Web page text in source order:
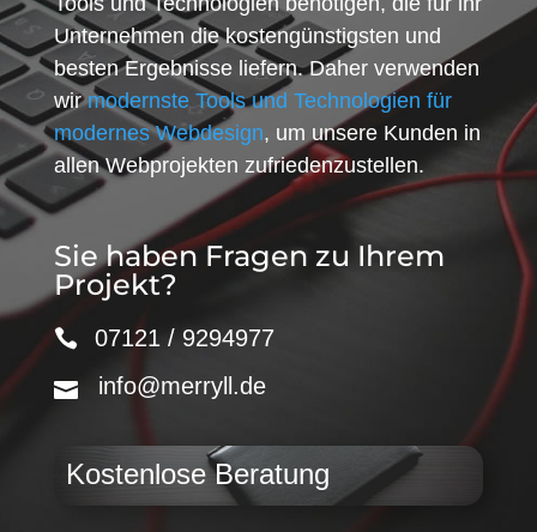
Unternehmen die kostengünstigsten und
besten Ergebnisse liefern. Daher verwenden
wirmodernste Tools und Technologien für
modernes Webdesign, um unsere Kunden in
allen Webprojekten zufriedenzustellen.
Sie haben Fragen zu Ihrem
Projekt?
07121 / 9294977
info@merryll.de
Kostenlose Beratung